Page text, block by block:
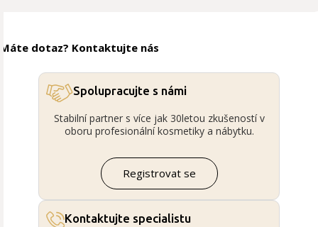
Máte dotaz? Kontaktujte nás
Spolupracujte s námi
Stabilní partner s více jak 30letou zkušeností v
oboru profesionální kosmetiky a nábytku.
Registrovat se
Kontaktujte specialistu